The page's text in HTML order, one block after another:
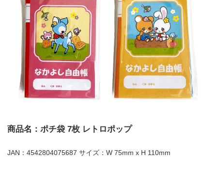
商品名：ポチ袋 7枚 レトロポップ
JAN：4542804075687 サイズ：W 75mm x H 110mm